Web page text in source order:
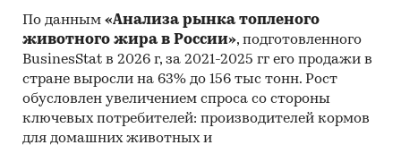
По данным «Анализа рынка топленого
животного жира в России», подготовленного
BusinesStat в 2026 г, за 2021-2025 гг его продажи в
стране выросли на 63% до 156 тыс тонн. Рост
обусловлен увеличением спроса со стороны
ключевых потребителей: производителей кормов
для домашних животных и